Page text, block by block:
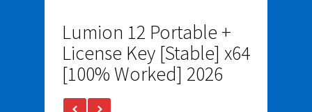
Lumion 12 Portable +
License Key [Stable] x64
[100% Worked] 2026